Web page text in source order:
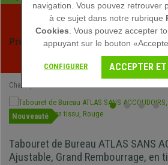
Profitez des soldes d'été chez
exclusives pour une durée
Chaisepro
Nouveauté
Tabouret de Bureau ATLAS SANS
Ajustable, Grand Rembourrage, en
navigation. Vous pouvez retrouver
à ce sujet dans notre rubrique
Cookies . Vous pouvez accepter
appuyant sur le bouton
CONFIGURER ACCEPTER